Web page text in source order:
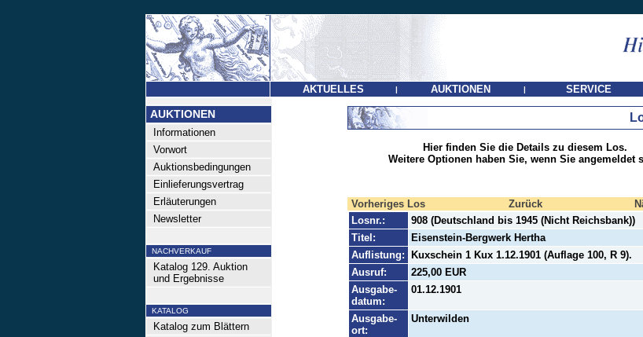
AKTUELLES | AUKTIONEN | SERVICE
AUKTIONEN
Informationen
Vorwort
Auktionsbedingungen
Einlieferungsvertrag
Erläuterungen
Newsletter
NACHVERKAUF
Katalog 129. Auktion
und Ergebnisse
KATALOG
Katalog zum Blättern
Hier finden Sie die Details zu diesem Los.
Weitere Optionen haben Sie, wenn Sie angemeldet
Vorheriges Los Zurück
Losnr.:
908 (Deutschland bis 1945 (Nicht Reichsbank))
Titel:
Eisenstein-Bergwerk Hertha
Auflistung:
Kuxschein 1 Kux 1.12.1901 (Auflage 100, R 9).
Ausruf:
225,00 EUR
Ausgabe-
datum:
01.12.1901
Ausgabe-
ort:
Unterwilden